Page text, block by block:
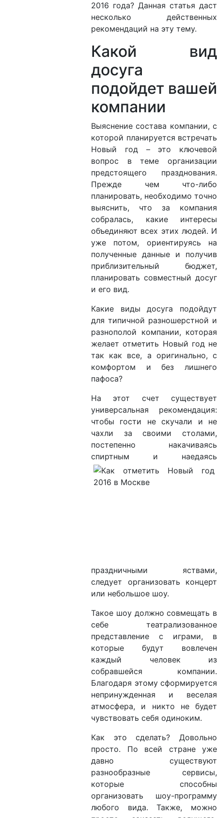
2016 года? Данная статья даст
несколько действенных
рекомендаций на эту тему.
Какой вид
досуга
подойдет вашей
компании
Выяснение состава компании, с
которой планируется встречать
Новый год – это ключевой
вопрос в теме организации
предстоящего празднования.
Прежде чем что-либо
планировать, необходимо точно
выяснить, что за компания
собралась, какие интересы
объединяют всех этих людей. И
уже потом, ориентируясь на
полученные данные и получив
приблизительный бюджет,
планировать совместный досуг
и его вид.
Какие виды досуга подойдут
для типичной разношерстной и
разнополой компании, которая
желает отметить Новый год не
так как все, а оригинально, с
комфортом и без лишнего
пафоса?
На этот счет существует
универсальная рекомендация:
чтобы гости не скучали и не
чахли за своими столами,
постепенно накачиваясь
спиртным и наедаясь
праздничными яствами,
следует организовать концерт
или небольшое шоу.
Такое шоу должно совмещать в
себе театрализованное
представление с играми, в
которые будут вовлечен
каждый человек из
собравшейся компании.
Благодаря этому сформируется
непринужденная и веселая
атмосфера, и никто не будет
чувствовать себя одиноким.
Как это сделать? Довольно
просто. По всей стране уже
давно существуют
разнообразные сервисы,
которые способны
организовать шоу-программу
любого вида. Также, можно